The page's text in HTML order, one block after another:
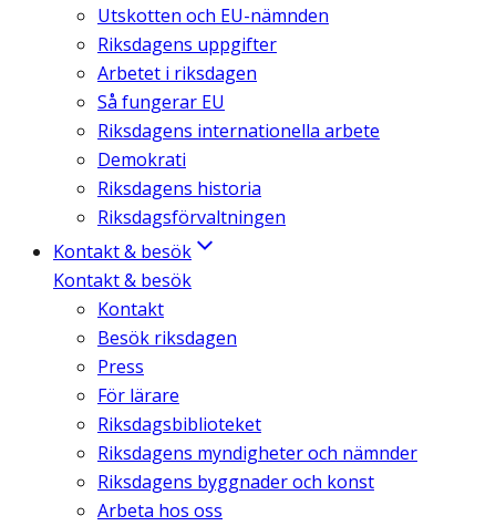
Utskotten och EU-nämnden
Riksdagens uppgifter
Arbetet i riksdagen
Så fungerar EU
Riksdagens internationella arbete
Demokrati
Riksdagens historia
Riksdagsförvaltningen
Kontakt & besök
Kontakt & besök
Kontakt
Besök riksdagen
Press
För lärare
Riksdagsbiblioteket
Riksdagens myndigheter och nämnder
Riksdagens byggnader och konst
Arbeta hos oss